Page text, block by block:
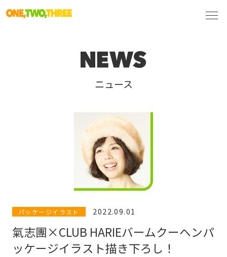
ニュース
パッケージイラスト 2022.09.01
氣志團×CLUB HARIEバームクーヘンパ
ッケージイラスト描き下ろし！